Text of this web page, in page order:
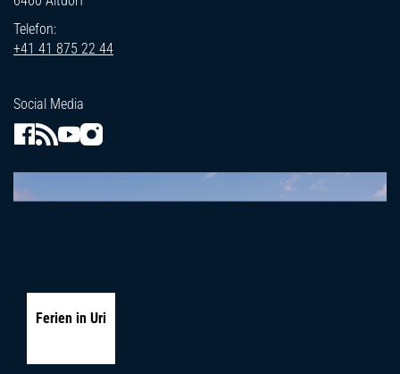
Telefon:
+41 41 875 22 44
Social Media
Ferien in Uri